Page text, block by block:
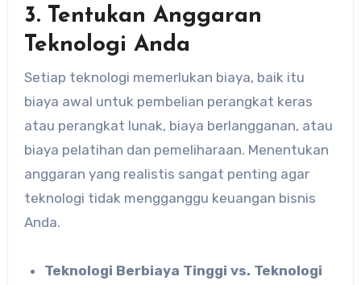
3. Tentukan Anggaran
Teknologi Anda
Setiap teknologi memerlukan biaya, baik itu
biaya awal untuk pembelian perangkat keras
atau perangkat lunak, biaya berlangganan, atau
biaya pelatihan dan pemeliharaan. Menentukan
anggaran yang realistis sangat penting agar
teknologi tidak mengganggu keuangan bisnis
Anda.
Teknologi Berbiaya Tinggi vs. Teknologi